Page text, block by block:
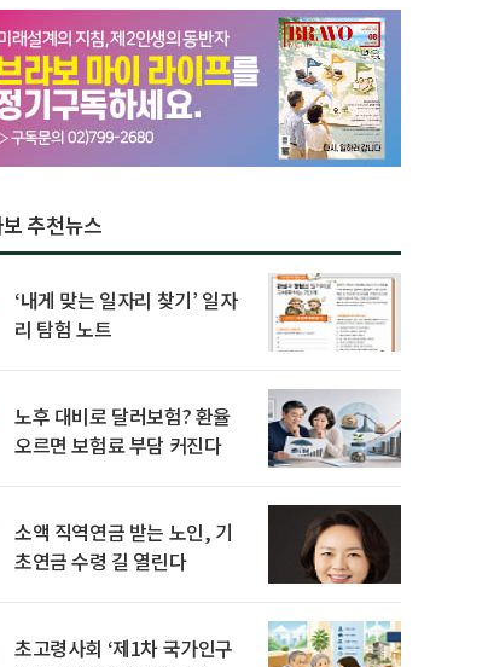
추천뉴스
‘내게 맞는 일자리 찾기’ 일자
리 탐험 노트
노후 대비로 달러보험? 환율
오르면 보험료 부담 커진다
소액 직역연금 받는 노인, 기
초연금 수령 길 열린다
초고령사회 ‘제1차 국가인구